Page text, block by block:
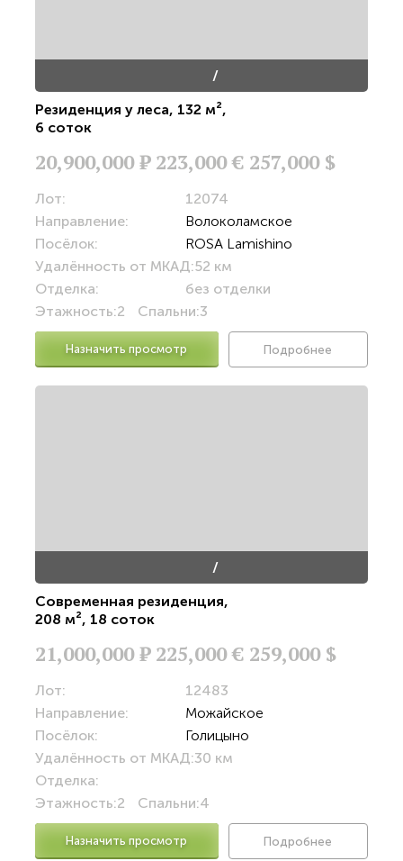
/
Резиденция у леса, 132 м²,
6 соток
20,900,000Р 223,000 € 257,000 $
Лот:
12074
Направление:
Волоколамское
Посёлок:
ROSA Lamishino
Удалённость от МКАД:52 км
Отделка:
без отделки
Этажность:2 Спальни:3
Назначить просмотр Подробнее
/
Современная резиденция,
208 м², 18 соток
21,000,000Р 225,000 € 259,000 $
Лот:
12483
Направление:
Можайское
Посёлок:
Голицыно
Удалённость от МКАД:30 км
Отделка:
Этажность:2 Спальни:4
Назначить просмотр Подробнее